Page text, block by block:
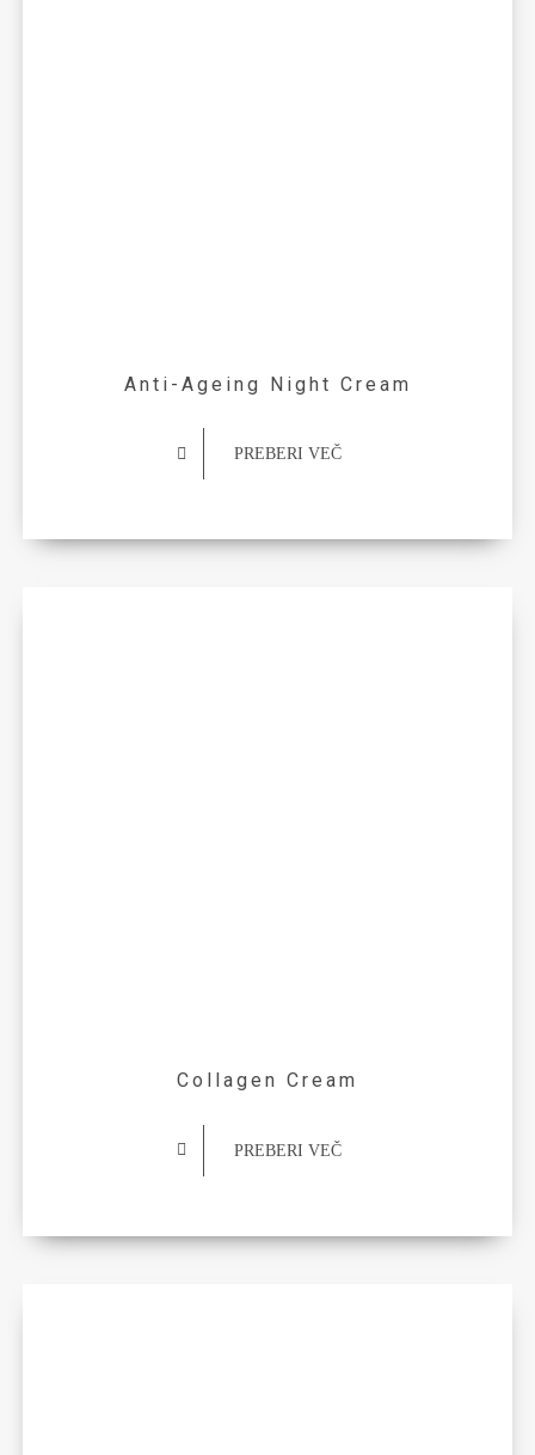
Anti-Ageing Night Cream
PREBERI VEČ
Collagen Cream
PREBERI VEČ